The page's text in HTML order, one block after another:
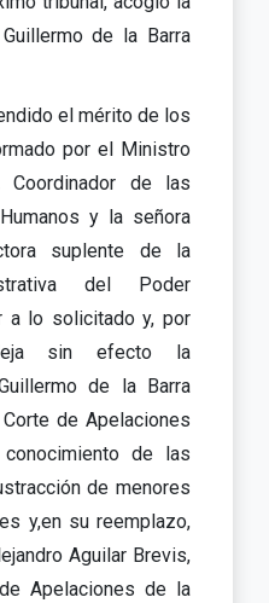
de la Barra
el mérito de los
por el Ministro
Coordinador de las
y la señora
suplente de la
del Poder
a lo solicitado y, por
sin efecto la
de la Barra
de Apelaciones
de las
de menores
y,en su reemplazo,
Aguilar Brevis,
Apelaciones de la